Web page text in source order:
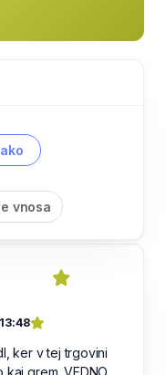
vnosa
ker v tej trgovini
grem. VEDNO